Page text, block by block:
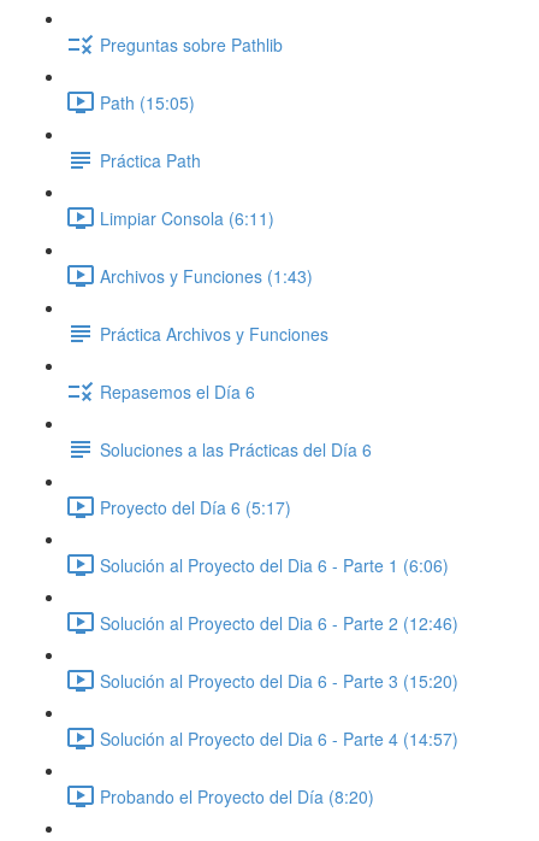
Preguntas sobre Pathlib
Path (15:05)
Práctica Path
Limpiar Consola (6:11)
Archivos y Funciones (1:43)
Práctica Archivos y Funciones
Repasemos el Día 6
Soluciones a las Prácticas del Día 6
Proyecto del Día 6 (5:17)
Solución al Proyecto del Dia 6 - Parte 1 (6:06)
Solución al Proyecto del Dia 6 - Parte 2 (12:46)
Solución al Proyecto del Dia 6 - Parte 3 (15:20)
Solución al Proyecto del Dia 6 - Parte 4 (14:57)
Probando el Proyecto del Día (8:20)